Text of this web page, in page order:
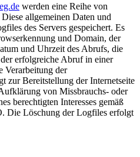
werden eine Reihe von
allgemeinen Daten und
des Servers gespeichert. Es
und Domain, der
und Uhrzeit des Abrufs, die
erfolgreiche Abruf in einer
Verarbeitung der
zur Bereitstellung der Internetseite
von Missbrauchs- oder
berechtigten Interesses gemäß
Die Löschung der Logfiles erfolgt